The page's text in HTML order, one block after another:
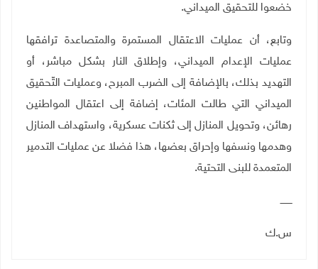
خضعوا للتحقيق الميداني.
وتابع، أن عمليات الاعتقال المستمرة والمتصاعدة ترافقها
عمليات الإعدام الميداني، وإطلاق النار بشكل مباشر، أو
التهديد بذلك، بالإضافة إلى الضرب المبرح، وعمليات التّحقيق
الميداني التي طالت المئات، إضافة إلى اعتقال المواطنين
رهائن، وتحويل المنازل إلى ثكنات عسكرية، واستهداف المنازل
وهدمها ونسفها وإحراق بعضها، هذا فضلا عن عمليات التدمير
المتعمدة للبنى التحتية.
ــــــــ
س.ك